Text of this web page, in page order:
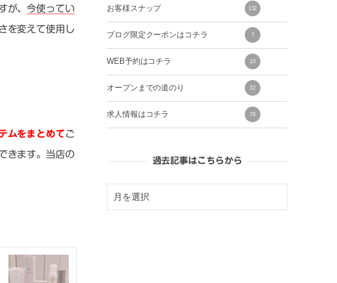
が、今使ってい
を変えて使用し
ムをまとめてご
きます。当店の
お客様スナップ 132
ブログ限定クーポンはコチラ 7
WEB予約はコチラ 10
オープンまでの道のり 32
求人情報はコチラ 78
過去記事はこちらから